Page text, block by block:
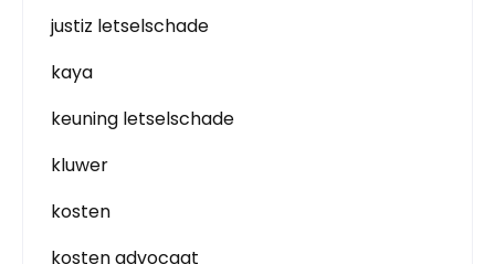
justiz letselschade
kaya
keuning letselschade
kluwer
kosten
kosten advocaat